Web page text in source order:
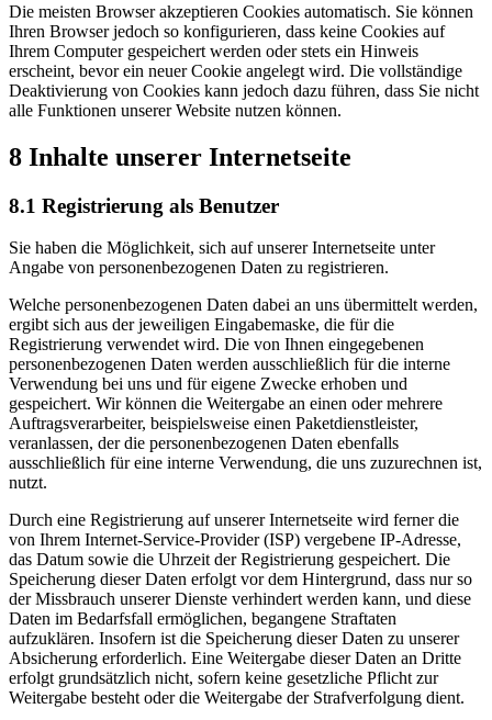
Die meisten Browser akzeptieren Cookies automatisch. Sie können
Ihren Browser jedoch so konfigurieren, dass keine Cookies auf
Ihrem Computer gespeichert werden oder stets ein Hinweis
erscheint, bevor ein neuer Cookie angelegt wird. Die vollständige
Deaktivierung von Cookies kann jedoch dazu führen, dass Sie nicht
alle Funktionen unserer Website nutzen können.
8 Inhalte unserer Internetseite
8.1 Registrierung als Benutzer
Sie haben die Möglichkeit, sich auf unserer Internetseite unter
Angabe von personenbezogenen Daten zu registrieren.
Welche personenbezogenen Daten dabei an uns übermittelt werden,
ergibt sich aus der jeweiligen Eingabemaske, die für die
Registrierung verwendet wird. Die von Ihnen eingegebenen
personenbezogenen Daten werden ausschließlich für die interne
Verwendung bei uns und für eigene Zwecke erhoben und
gespeichert. Wir können die Weitergabe an einen oder mehrere
Auftragsverarbeiter, beispielsweise einen Paketdienstleister,
veranlassen, der die personenbezogenen Daten ebenfalls
ausschließlich für eine interne Verwendung, die uns zuzurechnen ist,
nutzt.
Durch eine Registrierung auf unserer Internetseite wird ferner die
von Ihrem Internet-Service-Provider (ISP) vergebene IP-Adresse,
das Datum sowie die Uhrzeit der Registrierung gespeichert. Die
Speicherung dieser Daten erfolgt vor dem Hintergrund, dass nur so
der Missbrauch unserer Dienste verhindert werden kann, und diese
Daten im Bedarfsfall ermöglichen, begangene Straftaten
aufzuklären. Insofern ist die Speicherung dieser Daten zu unserer
Absicherung erforderlich. Eine Weitergabe dieser Daten an Dritte
erfolgt grundsätzlich nicht, sofern keine gesetzliche Pflicht zur
Weitergabe besteht oder die Weitergabe der Strafverfolgung dient.